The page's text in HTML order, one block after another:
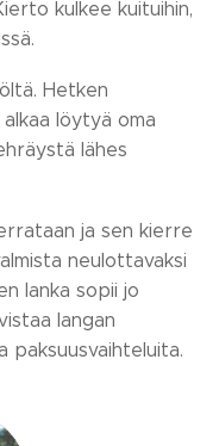
kulkee kuituihin,
Hetken
löytyä oma
lähes
ja sen kierre
neulottavaksi
lanka sopii jo
langan
paksuusvaihteluita.